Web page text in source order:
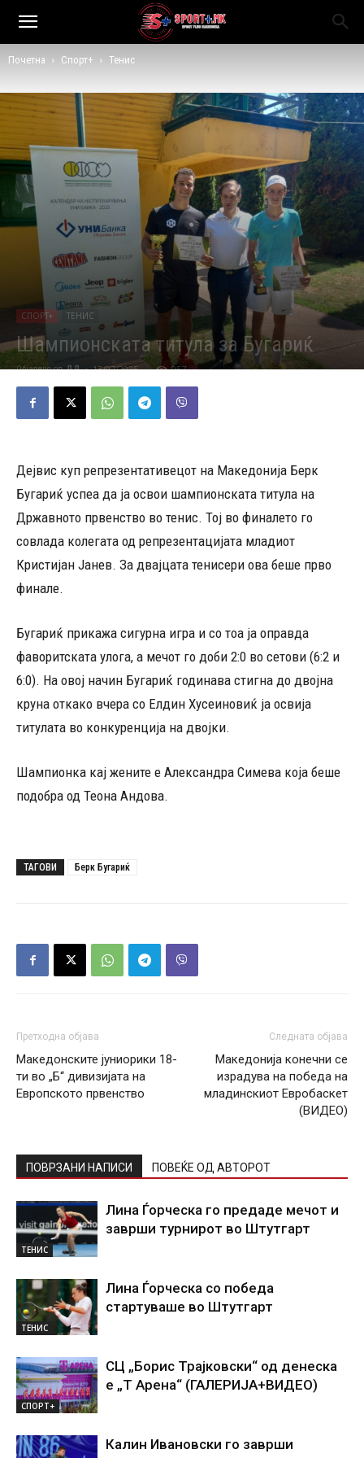
Почетна Спорт+ Тенис
СПОРТ+ ТЕНИС
Шампионската титула за Бугариќ
Објавено од ДД - 13/07/2025 957
Дејвис куп репрезентативецот на Македонија Берк
Бугариќ успеа да ја освои шампионската титула на
Државното првенство во тенис. Тој во финалето го
совлада колегата од репрезентацијата младиот
Кристијан Јанев. За двајцата тенисери ова беше прво
финале.
Бугариќ прикажа сигурна игра и со тоа ја оправда
фаворитската улога, а мечот го доби 2:0 во сетови (6:2 и
6:0). На овој начин Бугариќ годинава стигна до двојна
круна откако вчера со Елдин Хусеиновиќ ја освија
титулата во конкуренција на двојки.
Шампионка кај жените е Александра Симева која беше
подобра од Теона Андова.
ТАГОВИ Берк Бугариќ
Претходна објава
Македонските јуниорики 18-
ти во „Б“ дивизијата на
Европското првенство
Следната објава
Македонија конечни се
израдува на победа на
младинскиот Евробаскет
(ВИДЕО)
ПОВРЗАНИ НАПИСИ ПОВЕЌЕ ОД АВТОРОТ
ТЕНИС
Лина Ѓорческа го предаде мечот и
заврши турнирот во Штутгарт
ТЕНИС
Лина Ѓорческа со победа
стартуваше во Штутгарт
СПОРТ+
СЦ „Борис Трајковски“ од денеска
е „Т Арена“ (ГАЛЕРИЈА+ВИДЕО)
Калин Ивановски го заврши